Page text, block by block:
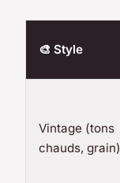
🎨 Style
Vintage (tons
chauds, grain)